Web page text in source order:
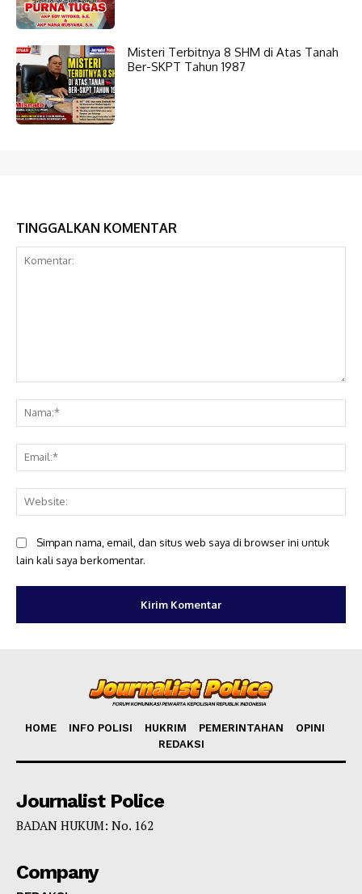
Misteri Terbitnya 8 SHM di Atas Tanah
Ber-SKPT Tahun 1987
TINGGALKAN KOMENTAR
Simpan nama, email, dan situs web saya di browser ini untuk
lain kali saya berkomentar.
HOME INFO POLISI HUKRIM PEMERINTAHAN
OPINI
REDAKSI
Journalist Police
BADAN HUKUM: No. 162
Company